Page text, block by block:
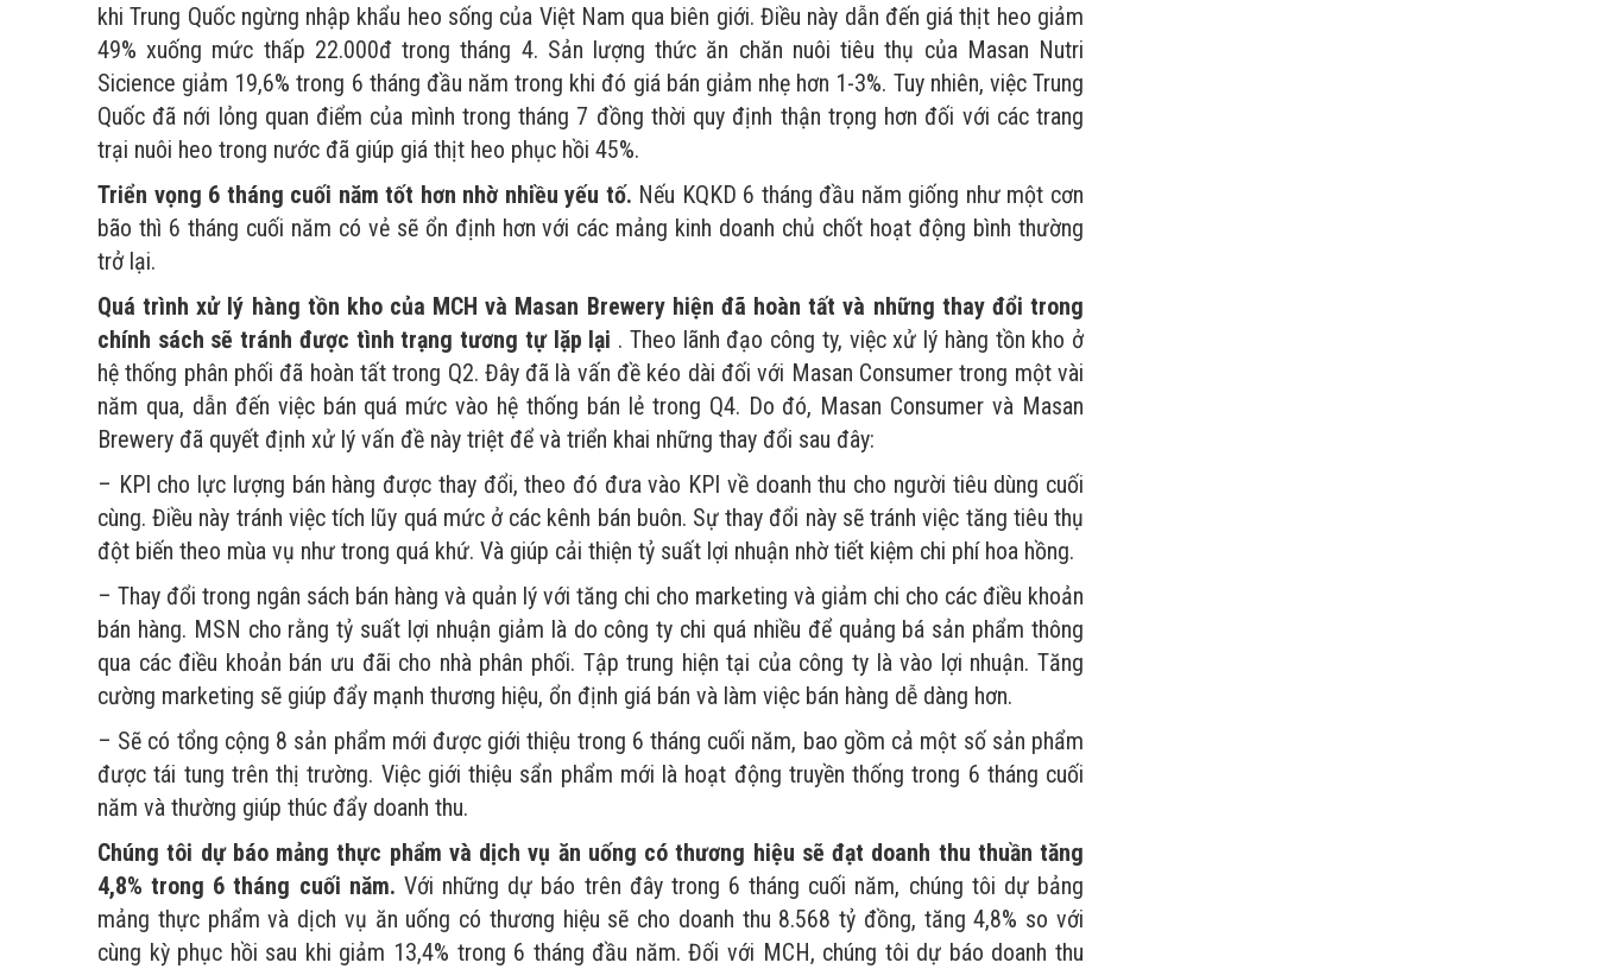
khi Trung Quốc ngừng nhập khẩu heo sống của Việt Nam qua biên giới. Điều này dẫn đến giá thịt heo giảm
49% xuống mức thấp 22.000đ trong tháng 4. Sản lượng thức ăn chăn nuôi tiêu thụ của Masan Nutri
Sicience giảm 19,6% trong 6 tháng đầu năm trong khi đó giá bán giảm nhẹ hơn 1-3%. Tuy nhiên, việc Trung
Quốc đã nới lỏng quan điểm của mình trong tháng 7 đồng thời quy định thận trọng hơn đối với các trang
trại nuôi heo trong nước đã giúp giá thịt heo phục hồi 45%.
Triển vọng 6 tháng cuối năm tốt hơn nhờ nhiều yếu tố. Nếu KQKD 6 tháng đầu năm giống như một cơn
bão thì 6 tháng cuối năm có vẻ sẽ ổn định hơn với các mảng kinh doanh chủ chốt hoạt động bình thường
trở lại.
Quá trình xử lý hàng tồn kho của MCH và Masan Brewery hiện đã hoàn tất và những thay đổi trong
chính sách sẽ tránh được tình trạng tương tự lặp lại . Theo lãnh đạo công ty, việc xử lý hàng tồn kho ở
hệ thống phân phối đã hoàn tất trong Q2. Đây đã là vấn đề kéo dài đối với Masan Consumer trong một vài
năm qua, dẫn đến việc bán quá mức vào hệ thống bán lẻ trong Q4. Do đó, Masan Consumer và Masan
Brewery đã quyết định xử lý vấn đề này triệt để và triển khai những thay đổi sau đây:
– KPI cho lực lượng bán hàng được thay đổi, theo đó đưa vào KPI về doanh thu cho người tiêu dùng cuối
cùng. Điều này tránh việc tích lũy quá mức ở các kênh bán buôn. Sự thay đổi này sẽ tránh việc tăng tiêu thụ
đột biến theo mùa vụ như trong quá khứ. Và giúp cải thiện tỷ suất lợi nhuận nhờ tiết kiệm chi phí hoa hồng.
– Thay đổi trong ngân sách bán hàng và quản lý với tăng chi cho marketing và giảm chi cho các điều khoản
bán hàng. MSN cho rằng tỷ suất lợi nhuận giảm là do công ty chi quá nhiều để quảng bá sản phẩm thông
qua các điều khoản bán ưu đãi cho nhà phân phối. Tập trung hiện tại của công ty là vào lợi nhuận. Tăng
cường marketing sẽ giúp đẩy mạnh thương hiệu, ổn định giá bán và làm việc bán hàng dễ dàng hơn.
– Sẽ có tổng cộng 8 sản phẩm mới được giới thiệu trong 6 tháng cuối năm, bao gồm cả một số sản phẩm
được tái tung trên thị trường. Việc giới thiệu sẩn phẩm mới là hoạt động truyền thống trong 6 tháng cuối
năm và thường giúp thúc đẩy doanh thu.
Chúng tôi dự báo mảng thực phẩm và dịch vụ ăn uống có thương hiệu sẽ đạt doanh thu thuần tăng
4,8% trong 6 tháng cuối năm. Với những dự báo trên đây trong 6 tháng cuối năm, chúng tôi dự bảng
mảng thực phẩm và dịch vụ ăn uống có thương hiệu sẽ cho doanh thu 8.568 tỷ đồng, tăng 4,8% so với
cùng kỳ phục hồi sau khi giảm 13,4% trong 6 tháng đầu năm. Đối với MCH, chúng tôi dự báo doanh thu